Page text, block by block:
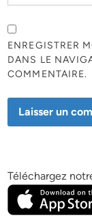
ENREGISTRER
DANS LE
COMMENTAIRE.
Téléchargez